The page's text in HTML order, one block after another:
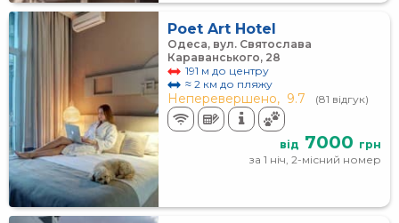
Poet Art Hotel
Одеса, вул. Святослава
Караванського, 28
191 м до центру
≈ 2 км до пляжу
Неперевершено, 9.7 (81 відгук)
від 7000 грн
за 1 ніч, 2-місний номер